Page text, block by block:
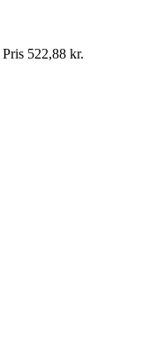
Pris 522,88 kr.